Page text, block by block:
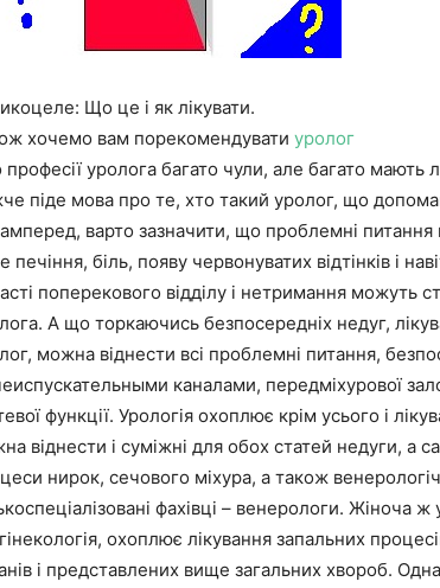
Що це і як лікувати.
хочемо вам порекомендувати уролог
уролога багато чули, але багато мають
піде мова про те, хто такий уролог, що
варто зазначити, що проблемні питання
печіння, біль, появу червонуватих відтінків і
поперекового відділу і нетримання можуть
А що торкаючись безпосередніх недуг,
можна віднести всі проблемні питання,
каналами, передміхурової
функції. Урологія охоплює крім усього і
віднести і суміжні для обох статей недуги, а
нирок, сечового міхура, а також
фахівці – венерологи. Жіноча ж
охоплює лікування запальних
і представлених вище загальних хвороб.